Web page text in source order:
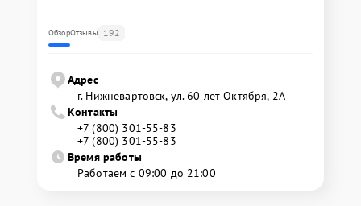
ОбзорОтзывы 192
Адрес
г. Нижневартовск, ул. 60 лет Октября, 2А
Контакты
+7 (800) 301-55-83
+7 (800) 301-55-83
Время работы
Работаем с 09:00 до 21:00